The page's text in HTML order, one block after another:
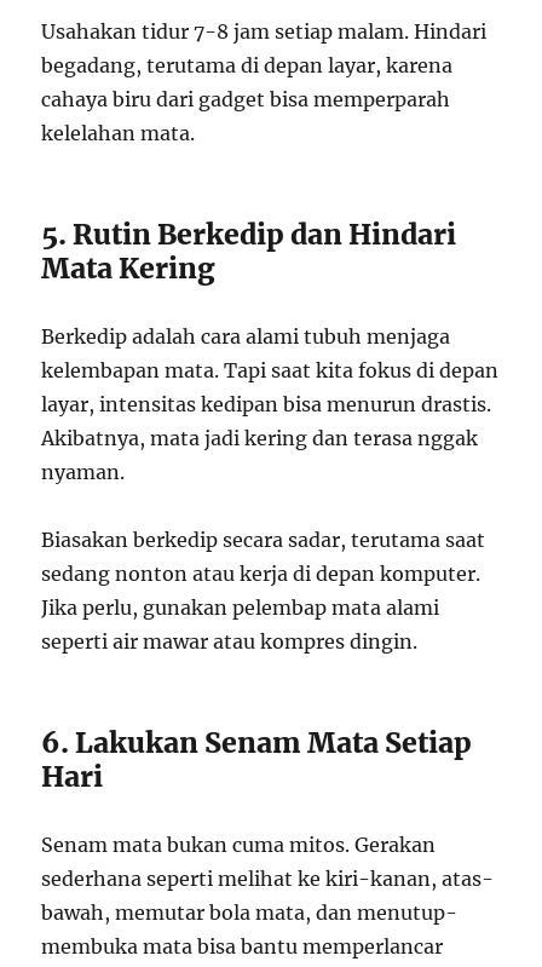
Usahakan tidur 7-8 jam setiap malam. Hindari
begadang, terutama di depan layar, karena
cahaya biru dari gadget bisa memperparah
kelelahan mata.
5. Rutin Berkedip dan Hindari
Mata Kering
Berkedip adalah cara alami tubuh menjaga
kelembapan mata. Tapi saat kita fokus di depan
layar, intensitas kedipan bisa menurun drastis.
Akibatnya, mata jadi kering dan terasa nggak
nyaman.
Biasakan berkedip secara sadar, terutama saat
sedang nonton atau kerja di depan komputer.
Jika perlu, gunakan pelembap mata alami
seperti air mawar atau kompres dingin.
6. Lakukan Senam Mata Setiap
Hari
Senam mata bukan cuma mitos. Gerakan
sederhana seperti melihat ke kiri-kanan, atas-
bawah, memutar bola mata, dan menutup-
membuka mata bisa bantu memperlancar